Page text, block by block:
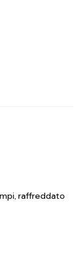
raffreddato